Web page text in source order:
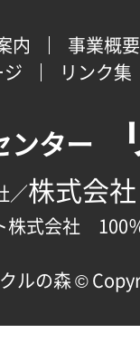
内
事業概要
リンク集
ンター
／株式会
株式会社 100
ルの森 ©